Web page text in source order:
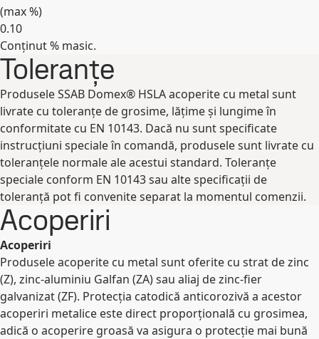
(max%)
0.10
Expand
Conținut % masic.
Toleranțe
Produsele SSAB Domex® HSLA acoperite cu metal sunt
livrate cu toleranțe de grosime, lățime și lungime în
conformitate cu EN 10143. Dacă nu sunt specificate
instrucțiuni speciale în comandă, produsele sunt livrate cu
toleranțele normale ale acestui standard. Toleranțe
speciale conform EN 10143 sau alte specificații de
toleranță pot fi convenite separat la momentul comenzii.
Acoperiri
Acoperiri
Produsele acoperite cu metal sunt oferite cu strat de zinc
(Z), zinc-aluminiu Galfan (ZA) sau aliaj de zinc-fier
galvanizat (ZF). Protecția catodică anticorozivă a acestor
acoperiri metalice este direct proporțională cu grosimea,
adică o acoperire groasă va asigura o protecție mai bună